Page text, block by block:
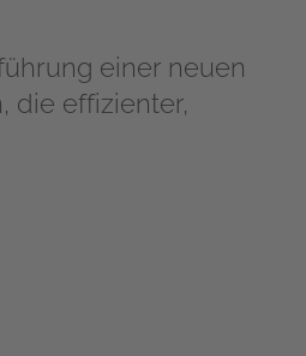
einer neuen
die effizienter,